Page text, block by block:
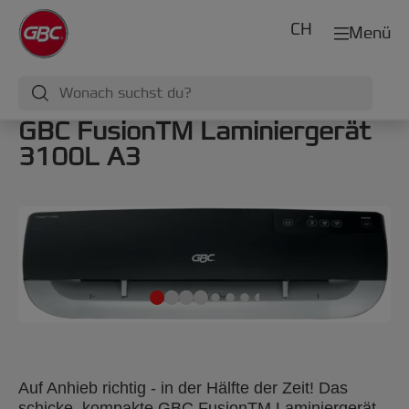
Menü
CH
GBC FusionTM Laminiergerät
3100L A3
Auf Anhieb richtig - in der Hälfte der Zeit! Das